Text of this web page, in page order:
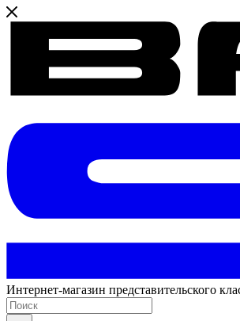
Интернет-магазин представительского